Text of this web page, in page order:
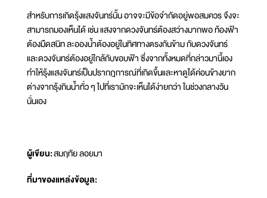
สำหรับการเกิดรุ้งแสงจันทร์นั้น อาจจะมีข้อจำกัดอยู่พอสมควร จึงจะ
สามารถมองเห็นได้ เช่น แสงจากดวงจันทร์ต้องสว่างมากพอ ท้องฟ้า
ต้องมืดสนิท ละอองน้ำต้องอยู่ในทิศทางตรงกันข้าม กับดวงจันทร์
และดวงจันทร์ต้องอยู่ใกล้กับขอบฟ้า ซึ่งจากทั้งหมดที่กล่าวมานี้เอง
ทำให้รุ้งแสงจันทร์เป็นปรากฎการณ์ที่เกิดขึ้นและหาดูได้ค่อนข้างยาก
ต่างจากรุ้งกินน้ำทั่ว ๆ ไปที่เรามักจะเห็นได้ง่ายกว่า ในช่วงกลางวัน
นั่นเอง
ผู้เขียน:สมฤทัย ลอยมา
ที่มาของแหล่งข้อมูล: